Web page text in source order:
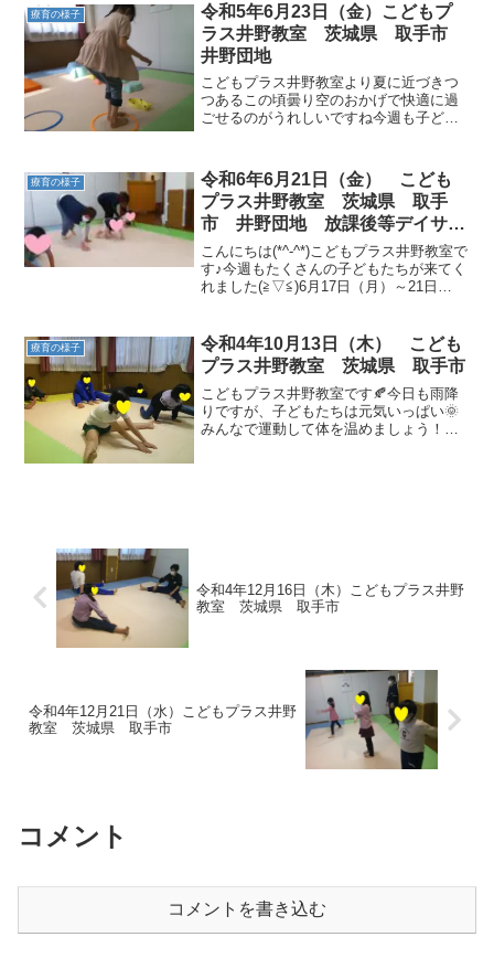
療育の様子
令和5年6月23日（金）こどもプ
ラス井野教室 茨城県 取手市
井野団地
こどもプラス井野教室より夏に近づきつ
つあるこの頃曇り空のおかげで快適に過
ごせるのがうれしいですね今週も子ども
そびに課題活動にとってもよく頑張りま
した♪週末はゆっくり休...
療育の様子
令和6年6月21日（金） こども
プラス井野教室 茨城県 取手
市 井野団地 放課後等デイサー
ビス 児童発達 運動療育 運動
遊び ADHD 療育 発達障がい
こんにちは(*^-^*)こどもプラス井野教室で
す♪今週もたくさんの子どもたちが来てく
れました(≧▽≦)6月17日（月）～21日
○課題○自由遊び今週も楽しく活動できま
し...
療育の様子
令和4年10月13日（木） こども
プラス井野教室 茨城県 取手市
こどもプラス井野教室です🍂今日も雨降
りですが、子どもたちは元気いっぱい🌞
みんなで運動して体を温めましょう！柔
令和4年12月16日（木）こどもプラス井野
教室 茨城県 取手市
令和4年12月21日（水）こどもプラス井野
教室 茨城県 取手市
コメント
コメントを書き込む